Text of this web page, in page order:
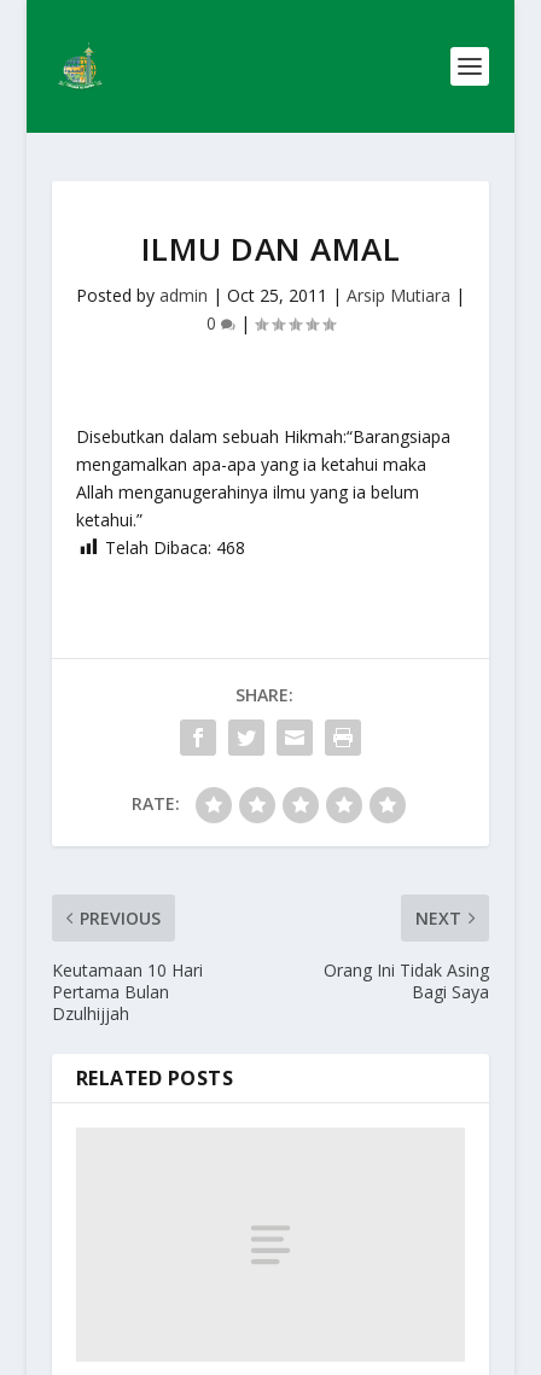
ILMU DAN AMAL
Posted by admin | Oct 25, 2011 | Arsip Mutiara |
0
|
Disebutkan dalam sebuah Hikmah:“Barangsiapa
mengamalkan apa-apa yang ia ketahui maka
Allah menganugerahinya ilmu yang ia belum
ketahui.”
Telah Dibaca: 468
SHARE:
RATE:
PREVIOUS
Keutamaan 10 Hari
Pertama Bulan
Dzulhijjah
NEXT
Orang Ini Tidak Asing
Bagi Saya
RELATED POSTS